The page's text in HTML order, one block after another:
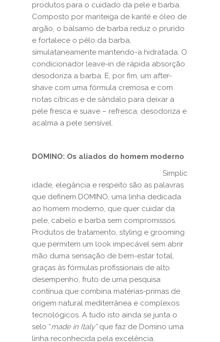
produtos para o cuidado da pele e barba.
Composto por manteiga de karité e óleo de
argão, o bálsamo de barba reduz o prurido
e fortalece o pêlo da barba,
simulataneamente mantendo-a hidratada. O
condicionador leave-in de rápida absorção
desodoriza a barba. E, por fim, um after-
shave com uma fórmula cremosa e com
notas cítricas e de sândalo para deixar a
pele fresca e suave – refresca, desodoriza e
acalma a pele sensível.
DOMINO: Os aliados do homem moderno
Simplic
idade, elegância e respeito são as palavras
que definem DOMINO, uma linha dedicada
ao homem moderno, que quer cuidar da
pele, cabelo e barba sem compromissos.
Produtos de tratamento, styling e grooming
que permitem um look impecável sem abrir
mão duma sensação de bem-estar total,
graças às fórmulas profissionais de alto
desempenho, fruto de uma pesquisa
contínua que combina matérias-primas de
origem natural mediterrânea e complexos
tecnológicos. A tudo isto ainda se junta o
selo “made in Italy”que faz de Domino uma
linha reconhecida pela excelência.